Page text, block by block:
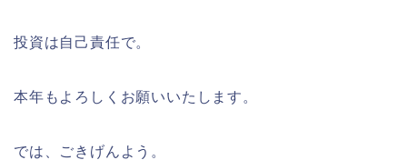
投資は自己責任で。
本年もよろしくお願いいたします。
では、ごきげんよう。